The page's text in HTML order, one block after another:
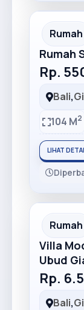
Rumah
Rumah
Rp.
Bali,
104 M2
LIHAT
Rumah
Villa
Ubud
Rp.
Bali,